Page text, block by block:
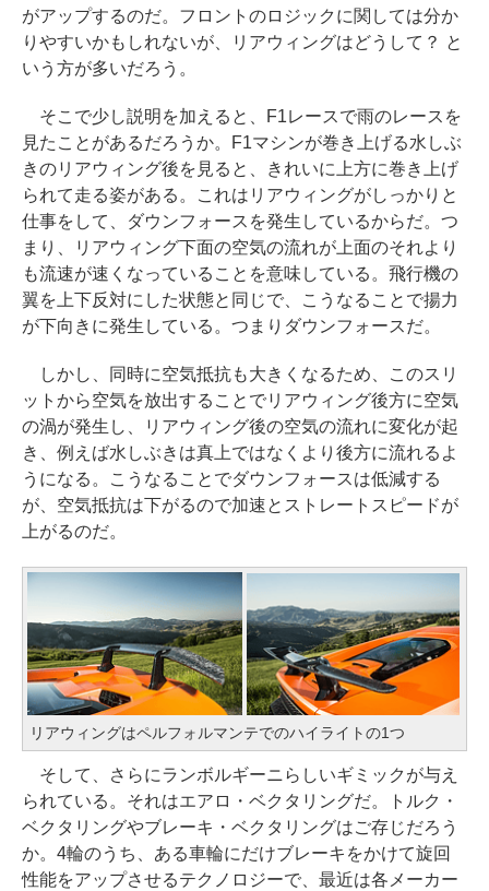
がアップするのだ。フロントのロジックに関しては分か
りやすいかもしれないが、リアウィングはどうして？ と
いう方が多いだろう。
そこで少し説明を加えると、F1レースで雨のレースを
見たことがあるだろうか。F1マシンが巻き上げる水しぶ
きのリアウィング後を見ると、きれいに上方に巻き上げ
られて走る姿がある。これはリアウィングがしっかりと
仕事をして、ダウンフォースを発生しているからだ。つ
まり、リアウィング下面の空気の流れが上面のそれより
も流速が速くなっていることを意味している。飛行機の
翼を上下反対にした状態と同じで、こうなることで揚力
が下向きに発生している。つまりダウンフォースだ。
しかし、同時に空気抵抗も大きくなるため、このスリ
ットから空気を放出することでリアウィング後方に空気
の渦が発生し、リアウィング後の空気の流れに変化が起
き、例えば水しぶきは真上ではなくより後方に流れるよ
うになる。こうなることでダウンフォースは低減する
が、空気抵抗は下がるので加速とストレートスピードが
上がるのだ。
リアウィングはペルフォルマンテでのハイライトの1つ
そして、さらにランボルギーニらしいギミックが与え
られている。それはエアロ・ベクタリングだ。トルク・
ベクタリングやブレーキ・ベクタリングはご存じだろう
か。4輪のうち、ある車輪にだけブレーキをかけて旋回
性能をアップさせるテクノロジーで、最近は各メーカー